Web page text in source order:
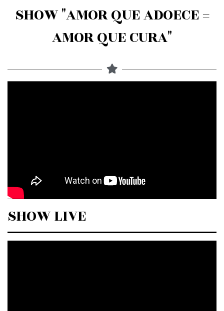
SHOW "AMOR QUE ADOECE =
AMOR QUE CURA"
SHOW LIVE